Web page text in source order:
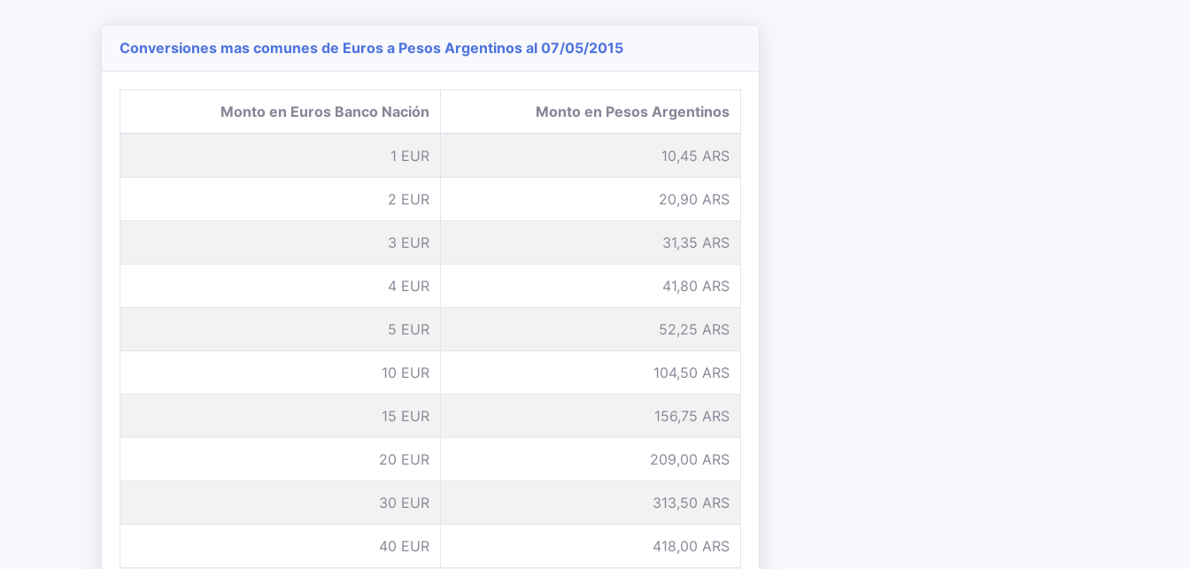
Conversiones mas comunes de Euros a Pesos Argentinos al 07/05/2015
Monto en Euros Banco Nación Monto en Pesos Argentinos
1 EUR 10,45 ARS
2 EUR 20,90 ARS
3 EUR 31,35 ARS
4 EUR 41,80 ARS
5 EUR 52,25 ARS
10 EUR 104,50 ARS
15 EUR 156,75 ARS
20 EUR 209,00 ARS
30 EUR 313,50 ARS
40 EUR 418,00 ARS